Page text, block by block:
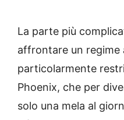
La parte più
affrontare un regime
particolarmente
Phoenix, che per
solo una mela al